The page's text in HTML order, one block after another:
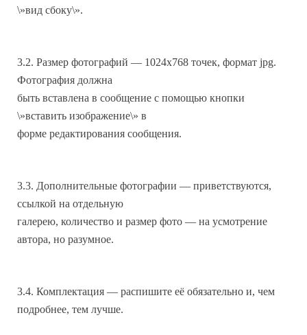
\»вид сбоку\».
3.2. Размер фотографий — 1024х768 точек, формат jpg.
Фотография должна
быть вставлена в сообщение с помощью кнопки
\»вставить изображение\» в
форме редактирования сообщения.
3.3. Дополнительные фотографии — приветствуются,
ссылкой на отдельную
галерею, количество и размер фото — на усмотрение
автора, но разумное.
3.4. Комплектация — распишите её обязательно и, чем
подробнее, тем лучше.